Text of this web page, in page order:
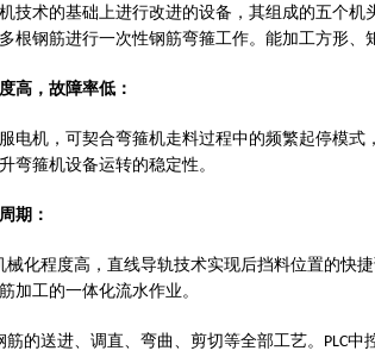
技术的基础上进行改进的设备，其组成的五个
根钢筋进行一次性钢筋弯箍工作。能加工方形
高，故障率低：
电机，可契合弯箍机走料过程中的频繁起停模式
弯箍机设备运转的稳定性。
期：
械化程度高，直线导轨技术实现后挡料位置的快
加工的一体化流水作业。
筋的送进、调直、弯曲、剪切等全部工艺。 PLC中